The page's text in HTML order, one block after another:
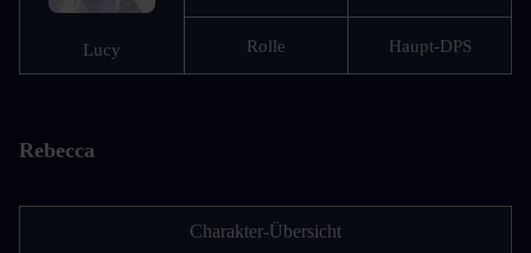
Lucy Rolle Haupt-DPS
Rebecca
Charakter-Übersicht